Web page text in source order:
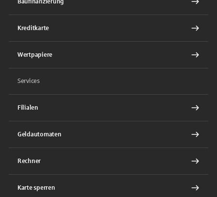
Kreditkarte
Wertpapiere
Services
Filialen
Geldautomaten
Rechner
Karte sperren